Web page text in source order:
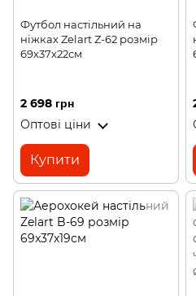
Футбол настільний на
ніжках Zelart Z-62 розмір
69х37х22см
2 698 грн
Оптові ціни
Купити